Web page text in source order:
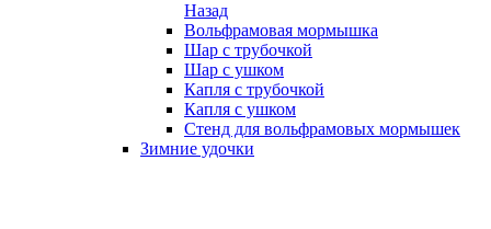
Назад
Вольфрамовая мормышка
Шар с трубочкой
Шар с ушком
Капля с трубочкой
Капля с ушком
Стенд для вольфрамовых мормышек
Зимние удочки